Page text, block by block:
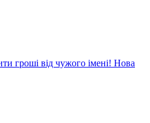
гроші від чужого імені! Нова